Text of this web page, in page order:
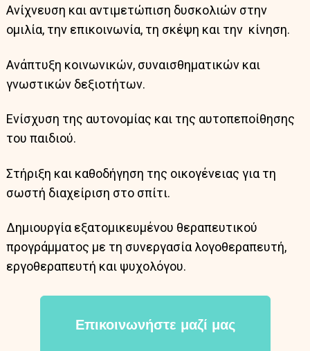
Ανίχνευση και αντιμετώπιση δυσκολιών στην
ομιλία, την επικοινωνία, τη σκέψη και την κίνηση.
Ανάπτυξη κοινωνικών, συναισθηματικών και
γνωστικών δεξιοτήτων.
Ενίσχυση της αυτονομίας και της αυτοπεποίθησης
του παιδιού.
Στήριξη και καθοδήγηση της οικογένειας για τη
σωστή διαχείριση στο σπίτι.
Δημιουργία εξατομικευμένου θεραπευτικού
προγράμματος με τη συνεργασία λογοθεραπευτή,
εργοθεραπευτή και ψυχολόγου.
Επικοινωνήστε μαζί μας